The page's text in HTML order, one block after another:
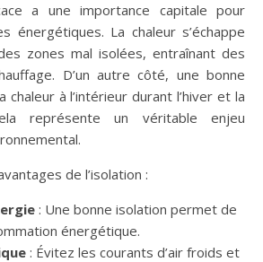
a une importance capitale pour
énergétiques. La chaleur s’échappe
zones mal isolées, entraînant des
D’un autre côté, une bonne
chaleur à l’intérieur durant l’hiver et la
représente un véritable enjeu
de l’isolation :
: Une bonne isolation permet de
énergétique.
: Évitez les courants d’air froids et